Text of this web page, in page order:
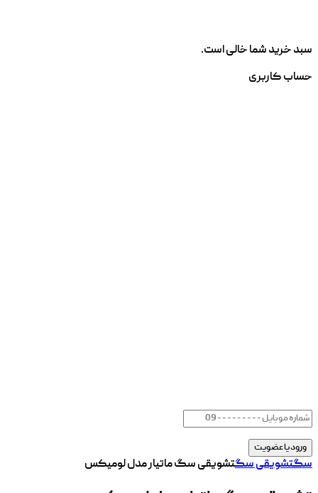
سبد خرید شما خالی است.
حساب کاربری
سگتشویقی سگتشویقی سگ ماتیار مدل لومیکس